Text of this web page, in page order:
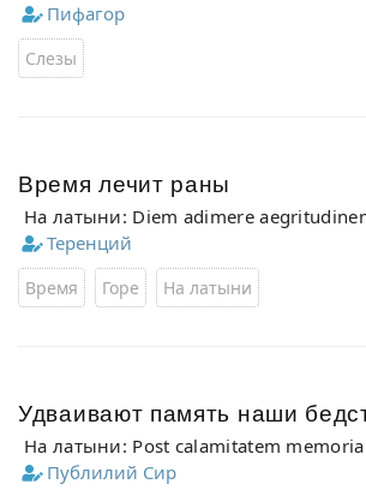
Пифагор
Слезы
Время лечит раны
На латыни: Diem adimere
Теренций
Время Горе На латыни
Удваивают память наши
На латыни: Post calamitatem
Публилий Сир